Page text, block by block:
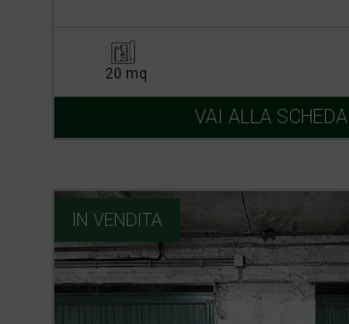
20 mq
VAI ALLA SCHEDA
IN VENDITA